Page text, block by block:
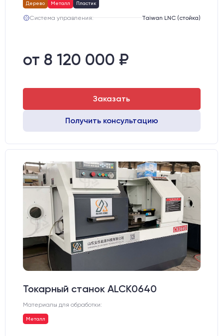
Дерево Металл Пластик
Система управления: Taiwan LNC (стойка)
от 8 120 000 ₽
Заказать
Получить консультацию
Токарный станок ALCK0640
Материалы для обработки:
Металл